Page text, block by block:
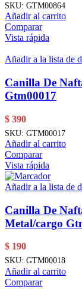
SKU: GTM00864
Añadir al carrito
Comparar
Vista rápida
Añadir a la lista de
Canilla De
Gtm00017
$ 390
SKU: GTM00017
Añadir al carrito
Comparar
Vista rápida
Añadir a la lista de
Canilla De
Metal/cargo
$ 190
SKU: GTM00018
Añadir al carrito
Comparar